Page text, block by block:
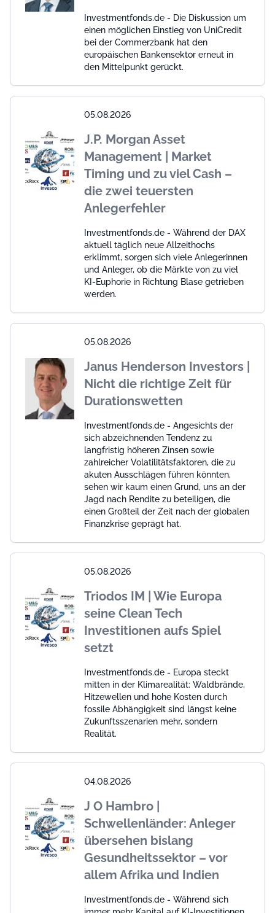
Investmentfonds.de - Die Diskussion um
einen möglichen Einstieg von UniCredit
bei der Commerzbank hat den
europäischen Bankensektor erneut in
den Mittelpunkt gerückt.
05.08.2026
J.P. Morgan Asset
Management | Market
Timing und zu viel Cash –
die zwei teuersten
Anlegerfehler
Investmentfonds.de - Während der DAX
aktuell täglich neue Allzeithochs
erklimmt, sorgen sich viele Anlegerinnen
und Anleger, ob die Märkte von zu viel
KI-Euphorie in Richtung Blase getrieben
werden.
05.08.2026
Janus Henderson Investors |
Nicht die richtige Zeit für
Durationswetten
Investmentfonds.de - Angesichts der
sich abzeichnenden Tendenz zu
langfristig höheren Zinsen sowie
zahlreicher Volatilitätsfaktoren, die zu
akuten Ausschlägen führen könnten,
sehen wir kaum einen Grund, uns an der
Jagd nach Rendite zu beteiligen, die
einen Großteil der Zeit nach der globalen
Finanzkrise geprägt hat.
05.08.2026
Triodos IM | Wie Europa
seine Clean Tech
Investitionen aufs Spiel
setzt
Investmentfonds.de - Europa steckt
mitten in der Klimarealität: Waldbrände,
Hitzewellen und hohe Kosten durch
fossile Abhängigkeit sind längst keine
Zukunftsszenarien mehr, sondern
Realität.
04.08.2026
J O Hambro |
Schwellenländer: Anleger
übersehen bislang
Gesundheitssektor – vor
allem Afrika und Indien
Investmentfonds.de - Während sich